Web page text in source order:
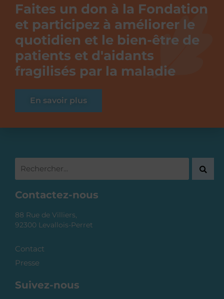
Faites un don à la Fondation
et participez à améliorer le
quotidien et le bien-être de
patients et d'aidants
fragilisés par la maladie
En savoir plus
Contactez-nous
88 Rue de Villiers,
92300 Levallois-Perret
Contact
Presse
Suivez-nous